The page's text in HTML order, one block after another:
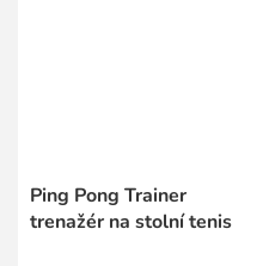
Ping Pong Trainer
trenažér na stolní tenis